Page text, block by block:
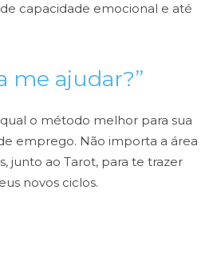
capacidade emocional e até
me ajudar?”
o método melhor para sua
emprego. Não importa a área
junto ao Tarot, para te trazer
novos ciclos.